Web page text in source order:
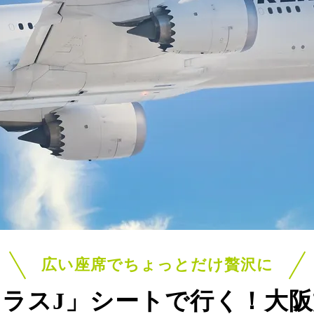
広い座席でちょっとだけ贅沢に
スJ」シートで行く！ 大